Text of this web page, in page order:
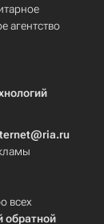
агентство
всех
обратной